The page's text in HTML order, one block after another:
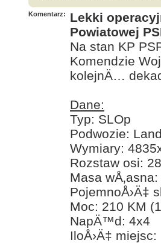
Komentarz:
Lekki
Powiatowej
Na stan KP
Komendzie
kolejnÄ…
Dane:
Typ: SLOp
Podwozie:
Wymiary:
Rozstaw osi:
Masa
PojemnoÅ›Ä‡
Moc: 210 KM
NapÄ™d: 4x4
IloÅ›Ä‡